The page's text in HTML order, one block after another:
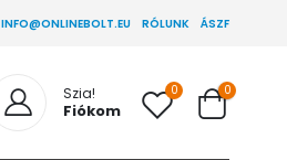
INFO@ONLINEBOLT.EU RÓLUNK ÁSZF
Szia!
Fiókom
0 0